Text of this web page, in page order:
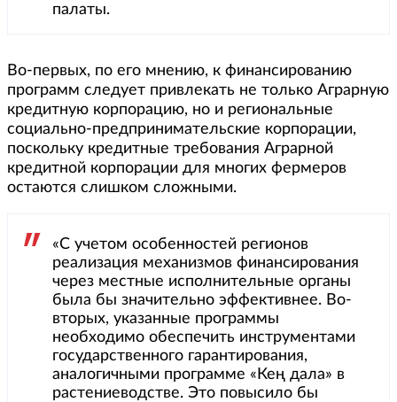
палаты.
Во-первых, по его мнению, к финансированию
программ следует привлекать не только Аграрную
кредитную корпорацию, но и региональные
социально-предпринимательские корпорации,
поскольку кредитные требования Аграрной
кредитной корпорации для многих фермеров
остаются слишком сложными.
«С учетом особенностей регионов
реализация механизмов финансирования
через местные исполнительные органы
была бы значительно эффективнее. Во-
вторых, указанные программы
необходимо обеспечить инструментами
государственного гарантирования,
аналогичными программе «Кең дала» в
растениеводстве. Это повысило бы